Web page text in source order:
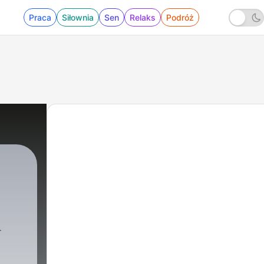
Praca Siłownia Sen Relaks Podróż